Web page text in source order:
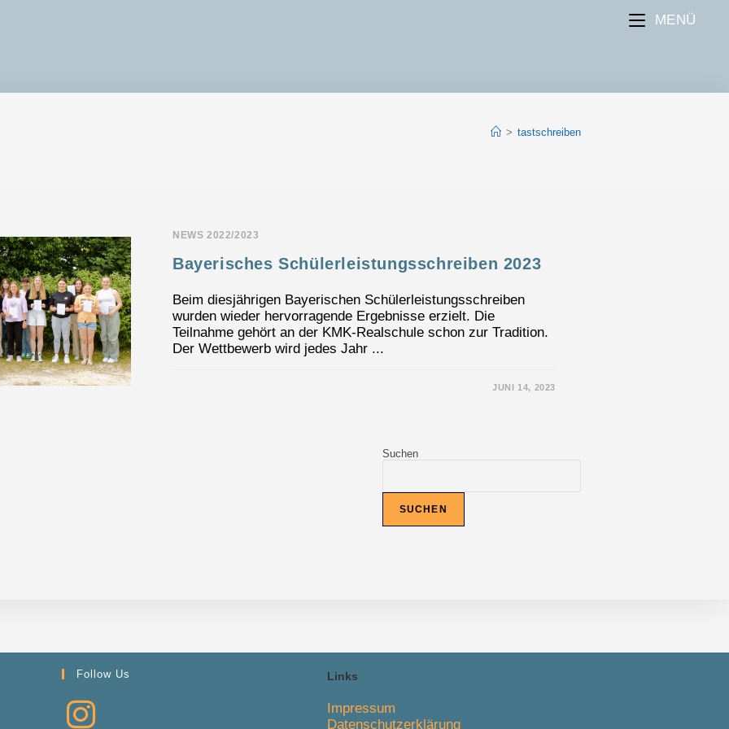
MENÜ
> tastschreiben
NEWS 2022/2023
Bayerisches Schülerleistungsschreiben 2023
Beim diesjährigen Bayerischen Schülerleistungsschreiben
wurden wieder hervorragende Ergebnisse erzielt. Die
Teilnahme gehört an der KMK-Realschule schon zur Tradition.
Der Wettbewerb wird jedes Jahr ...
JUNI 14, 2023
Suchen
SUCHEN
Follow Us Links
Impressum
Datenschutzerklärung